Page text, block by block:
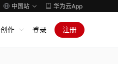
中国站 华为云App
创作 登录 注册